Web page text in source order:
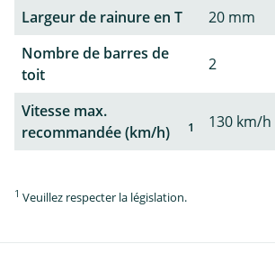
Largeur de rainure en T
20 mm
Nombre de barres de
toit
2
Vitesse max.
recommandée (km/h)
1 130 km/h
1 Veuillez respecter la législation.